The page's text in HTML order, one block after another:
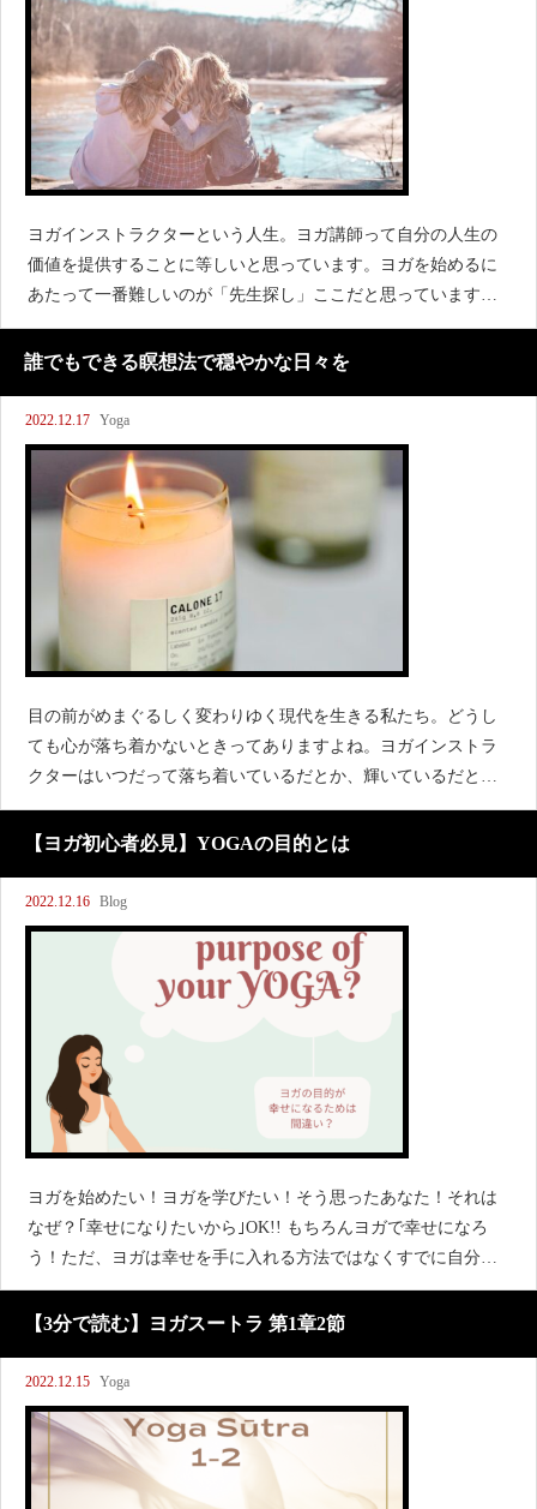
ヨガインストラクターという人生。ヨガ講師って自分の人生の
価値を提供することに等しいと思っています。ヨガを始めるに
あたって一番難しいのが「先生探し」ここだと思っています。
なので、今現在思っている今後、私がどのようなヨガインスト
ラクターという人生を歩みたいと考え
誰でもできる瞑想法で穏やかな日々を
2022.12.17 Yoga
目の前がめまぐるしく変わりゆく現代を生きる私たち。どうし
ても心が落ち着かないときってありますよね。ヨガインストラ
クターはいつだって落ち着いているだとか、輝いているだとか
思われがちですが、人間をやっているかぎり、そんなことはあ
りません（笑）そこで、穏やかな心を保つために、落ち着きた
【ヨガ初心者必見】YOGAの目的とは
2022.12.16 Blog
ヨガを始めたい！ヨガを学びたい！そう思ったあなた！それは
なぜ？｢幸せになりたいから｣OK!! もちろんヨガで幸せになろ
う！ただ、ヨガは幸せを手に入れる方法ではなくすでに自分の
中に存在する幸せに気付くための方法だということこれを忘れ
ずにヨガに取り組むと、トキメ
【3分で読む】ヨガスートラ 第1章2節
2022.12.15 Yoga